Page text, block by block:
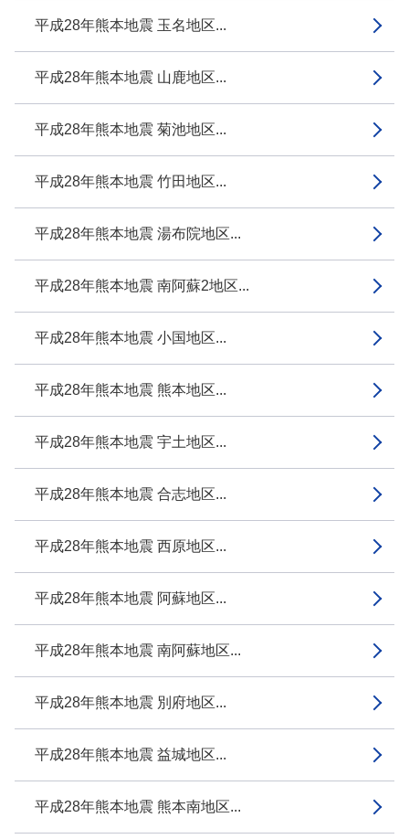
平成28年熊本地震 玉名地区...
平成28年熊本地震 山鹿地区...
平成28年熊本地震 菊池地区...
平成28年熊本地震 竹田地区...
平成28年熊本地震 湯布院地区...
平成28年熊本地震 南阿蘇2地区...
平成28年熊本地震 小国地区...
平成28年熊本地震 熊本地区...
平成28年熊本地震 宇土地区...
平成28年熊本地震 合志地区...
平成28年熊本地震 西原地区...
平成28年熊本地震 阿蘇地区...
平成28年熊本地震 南阿蘇地区...
平成28年熊本地震 別府地区...
平成28年熊本地震 益城地区...
平成28年熊本地震 熊本南地区...